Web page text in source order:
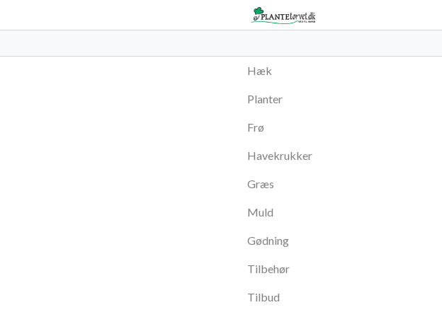
Hæk
Planter
Frø
Havekrukker
Græs
Muld
Gødning
Tilbehør
Tilbud